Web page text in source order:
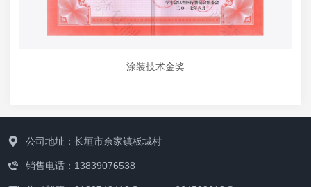
联系我们
涂装技术金奖
公司地址：长垣市佘家镇板城村
销售电话：13839076538